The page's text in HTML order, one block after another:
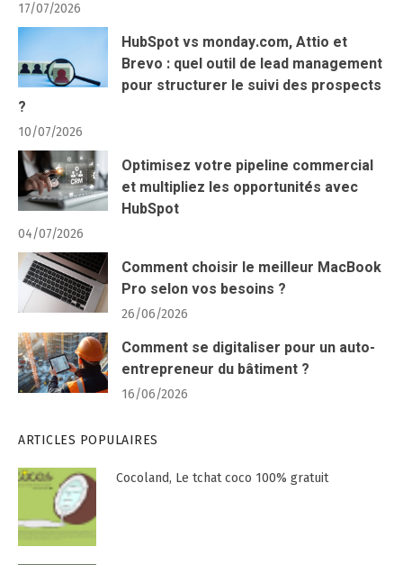
17/07/2026
HubSpot vs monday.com, Attio et
Brevo : quel outil de lead management
pour structurer le suivi des prospects
?
10/07/2026
Optimisez votre pipeline commercial
et multipliez les opportunités avec
HubSpot
04/07/2026
Comment choisir le meilleur MacBook
Pro selon vos besoins ?
26/06/2026
Comment se digitaliser pour un auto-
entrepreneur du bâtiment ?
16/06/2026
ARTICLES POPULAIRES
Cocoland, Le tchat coco 100% gratuit